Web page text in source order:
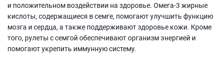
и положительном воздействии на здоровье. Омега-3 жирные
кислоты, содержащиеся в семге, помогают улучшить функцию
мозга и сердца, а также поддерживают здоровье кожи. Кроме
того, рулеты с семгой обеспечивают организм энергией и
помогают укрепить иммунную систему.